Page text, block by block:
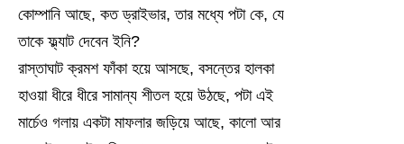
কোম্পানি আছে, কত ড্রাইভার, তার মধ্যে পটা কে, যে
তাকে ফ্ল্যাট দেবেন ইনি?
রাস্তাঘাট ক্রমশ ফাঁকা হয়ে আসছে, বসন্তের হালকা
হাওয়া ধীরে ধীরে সামান্য শীতল হয়ে উঠছে, পটা এই
মার্চেও গলায় একটা মাফলার জড়িয়ে আছে, কালো আর